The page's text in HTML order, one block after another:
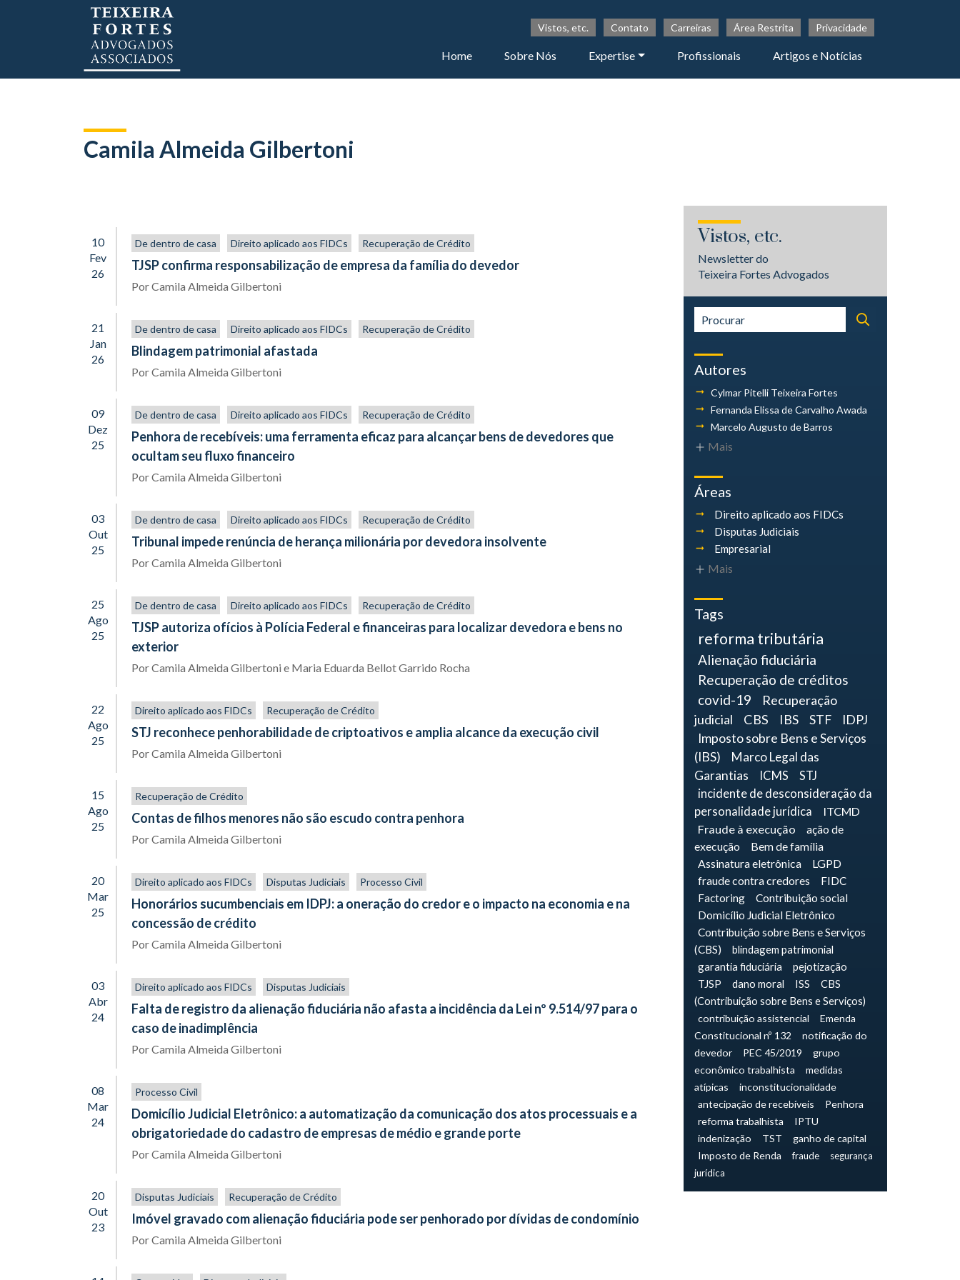
Vistos, etc. Contato Carreiras Área Restrita Privacidade
Home Sobre Nós Expertise Profissionais Artigos e Notícias
Camila Almeida Gilbertoni
10
Fev
26
De dentro de casa Direito aplicado aos FIDCs Recuperação de Crédito
TJSP confirma responsabilização de empresa da família do devedor
PorCamila Almeida Gilbertoni
21
Jan
26
De dentro de casa Direito aplicado aos FIDCs Recuperação de Crédito
Blindagem patrimonial afastada
PorCamila Almeida Gilbertoni
09
Dez
25
De dentro de casa Direito aplicado aos FIDCs Recuperação de Crédito
Penhora de recebíveis: uma ferramenta eficaz para alcançar bens de devedores que
ocultam seu fluxo financeiro
PorCamila Almeida Gilbertoni
03
Out
25
De dentro de casa Direito aplicado aos FIDCs Recuperação de Crédito
Tribunal impede renúncia de herança milionária por devedora insolvente
PorCamila Almeida Gilbertoni
25
Ago
25
De dentro de casa Direito aplicado aos FIDCs Recuperação de Crédito
TJSP autoriza ofícios à Polícia Federal e financeiras para localizar devedora e bens no
exterior
PorCamila Almeida Gilbertoni e Maria Eduarda Bellot Garrido Rocha
22
Ago
25
Direito aplicado aos FIDCs Recuperação de Crédito
STJ reconhece penhorabilidade de criptoativos e amplia alcance da execução civil
PorCamila Almeida Gilbertoni
15
Ago
25
Recuperação de Crédito
Contas de filhos menores não são escudo contra penhora
PorCamila Almeida Gilbertoni
20
Mar
25
Direito aplicado aos FIDCs Disputas Judiciais Processo Civil
Honorários sucumbenciais em IDPJ: a oneração do credor e o impacto na economia e na
concessão de crédito
PorCamila Almeida Gilbertoni
03
Abr
24
Direito aplicado aos FIDCs Disputas Judiciais
Falta de registro da alienação fiduciária não afasta a incidência da Lei nº 9.514/97 para o
caso de inadimplência
PorCamila Almeida Gilbertoni
08
Mar
24
Processo Civil
Domicílio Judicial Eletrônico: a automatização da comunicação dos atos processuais e a
obrigatoriedade do cadastro de empresas de médio e grande porte
PorCamila Almeida Gilbertoni
20
Out
23
Disputas Judiciais Recuperação de Crédito
Imóvel gravado com alienação fiduciária pode ser penhorado por dívidas de condomínio
PorCamila Almeida Gilbertoni
Vistos, etc.
Newsletter do
Teixeira Fortes Advogados
Autores
Cylmar Pitelli Teixeira Fortes
Fernanda Elissa de Carvalho Awada
Marcelo Augusto de Barros
Mais
Áreas
Direito aplicado aos FIDCs
Disputas Judiciais
Empresarial
Mais
Tags
reforma tributária
Alienação fiduciária
Recuperação de créditos
covid-19
Recuperação
judicial
CBS IBS STF
IDPJ
Imposto sobre Bens e Serviços
(IBS)
Marco Legal das
Garantias
ICMS
STJ
incidente de desconsideração da
personalidade jurídica
ITCMD
Fraude à execução
ação de
execução
Bem de família
Assinatura eletrônica
LGPD
fraude contra credores
FIDC
Factoring
Contribuição social
Domicílio Judicial Eletrônico
Contribuição sobre Bens e Serviços
(CBS)
blindagem patrimonial
garantia fiduciária
pejotização
TJSP
dano moral ISS
CBS
(Contribuição sobre Bens e Serviços)
contribuição assistencial
Emenda
Constitucional nº 132
notificação do
devedor
PEC 45/2019
grupo
econômico trabalhista
medidas
atípicas
inconstitucionalidade
antecipação de recebíveis
Penhora
reforma trabalhista
IPTU
indenização
TST
ganho de capital
Imposto de Renda
fraude
segurança
jurídica